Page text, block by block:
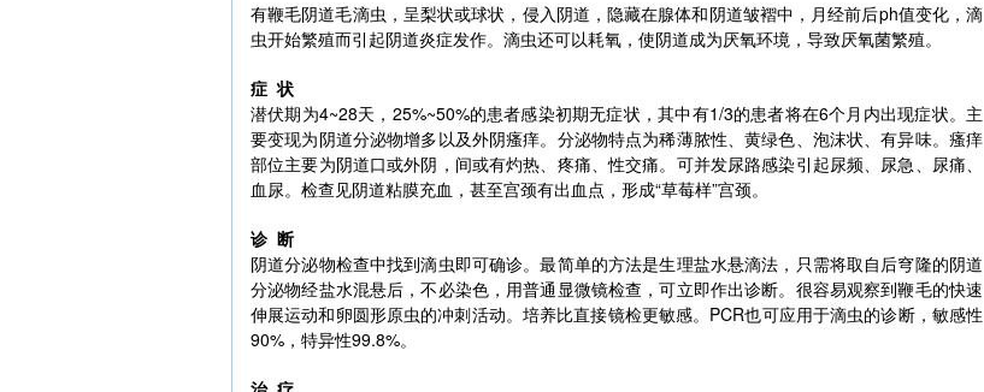
有鞭毛阴道毛滴虫，呈梨状或球状，侵入阴道，隐藏在腺体和阴道皱褶中，月经前后ph值变化，滴
虫开始繁殖而引起阴道炎症发作。滴虫还可以耗氧，使阴道成为厌氧环境，导致厌氧菌繁殖。
症 状
潜伏期为4~28天，25%~50%的患者感染初期无症状，其中有1/3的患者将在6个月内出现症状。主
要变现为阴道分泌物增多以及外阴瘙痒。分泌物特点为稀薄脓性、黄绿色、泡沫状、有异味。瘙痒
部位主要为阴道口或外阴，间或有灼热、疼痛、性交痛。可并发尿路感染引起尿频、尿急、尿痛、
血尿。检查见阴道粘膜充血，甚至宫颈有出血点，形成“草莓样”宫颈。
诊 断
阴道分泌物检查中找到滴虫即可确诊。最简单的方法是生理盐水悬滴法，只需将取自后穹隆的阴道
分泌物经盐水混悬后，不必染色，用普通显微镜检查，可立即作出诊断。很容易观察到鞭毛的快速
伸展运动和卵圆形原虫的冲刺活动。培养比直接镜检更敏感。PCR也可应用于滴虫的诊断，敏感性
90%，特异性99.8%。